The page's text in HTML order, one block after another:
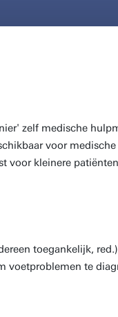
zelf medische
voor medische
voor kleinere
toegankelijk, red.)
voetproblemen te